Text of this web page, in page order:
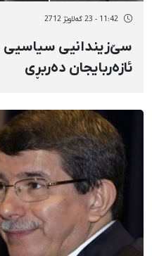
11:42 - 23 گەلاوێژ 2712
سێ‌زیندانیی
ئازەربایجان دەربڕی